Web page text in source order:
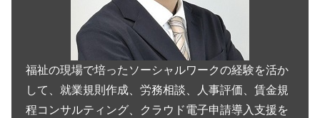
福祉の現場で培ったソーシャルワークの経験を活か
して、就業規則作成、労務相談、人事評価、賃金規
程コンサルティング、クラウド電子申請導入支援を